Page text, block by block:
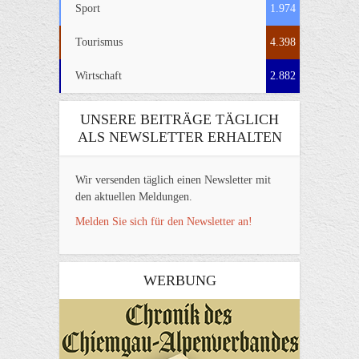
Sport 1.974
Tourismus 4.398
Wirtschaft 2.882
UNSERE BEITRÄGE TÄGLICH
ALS NEWSLETTER ERHALTEN
Wir versenden täglich einen Newsletter mit
den aktuellen Meldungen.
Melden Sie sich für den Newsletter an!
WERBUNG